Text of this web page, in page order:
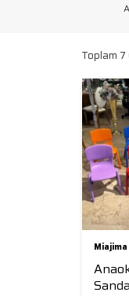
Toplam 7
Miajima